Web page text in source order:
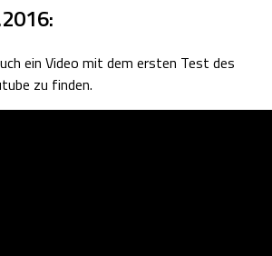
ein Video mit dem ersten Test des
zu finden.